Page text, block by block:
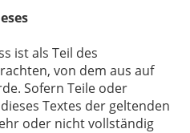
ist als Teil des
von dem aus auf
Sofern Teile oder
Textes der geltenden
oder nicht vollständig